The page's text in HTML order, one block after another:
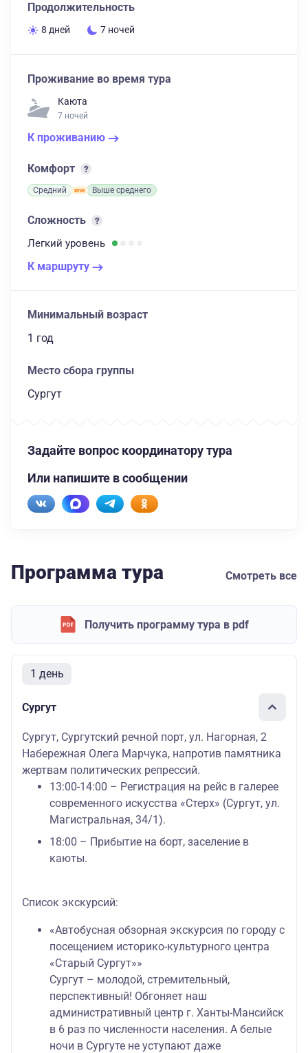
Продолжительность
8 дней 7 ночей
Проживание во время тура
Каюта
7 ночей
К проживанию
Комфорт
Средний Выше среднего
Сложность
Легкий уровень
К маршруту
Минимальный возраст
1 год
Место сбора группы
Сургут
Задайте вопрос координатору тура
Или напишите в сообщении
Программа тура Смотреть все
Получить программу тура в pdf
1 день
Сургут
Сургут, Сургутский речной порт, ул. Нагорная, 2
Набережная Олега Марчука, напротив памятника
жертвам политических репрессий.
13:00-14:00 – Регистрация на рейс в галерее
современного искусства «Стерх» (Сургут, ул.
Магистральная, 34/1).
18:00 – Прибытие на борт, заселение в
каюты.
Список экскурсий:
«Автобусная обзорная экскурсия по городу с
посещением историко-культурного центра
«Старый Сургут»»
Сургут – молодой, стремительный,
перспективный! Обгоняет наш
административный центр г. Ханты-Мансийск
в 6 раз по численности населения. А белые
ночи в Сургуте не уступают даже